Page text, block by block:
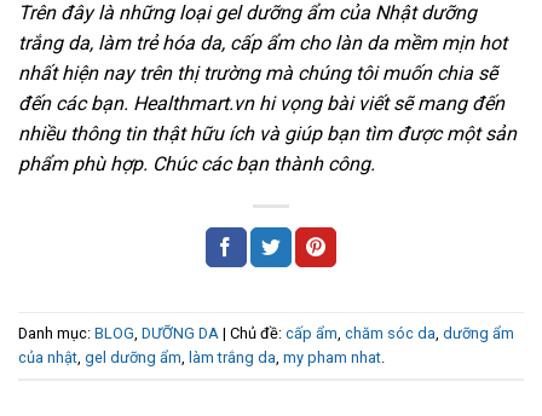
Trên đây là những loại gel dưỡng ẩm của Nhật dưỡng
trắng da, làm trẻ hóa da, cấp ẩm cho làn da mềm mịn hot
nhất hiện nay trên thị trường mà chúng tôi muốn chia sẽ
đến các bạn. Healthmart.vn hi vọng bài viết sẽ mang đến
nhiều thông tin thật hữu ích và giúp bạn tìm được một sản
phẩm phù hợp. Chúc các bạn thành công.
Danh mục: BLOG DƯỠNG DA | Chủ đề: cấp ẩm chăm sóc da dưỡng ẩm
của nhật gel dưỡng ẩm làm trắng da my pham nhat